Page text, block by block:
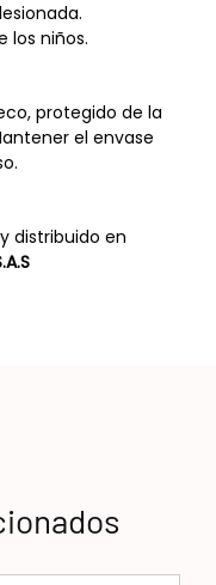
los niños.
protegido de la
el envase
distribuido en